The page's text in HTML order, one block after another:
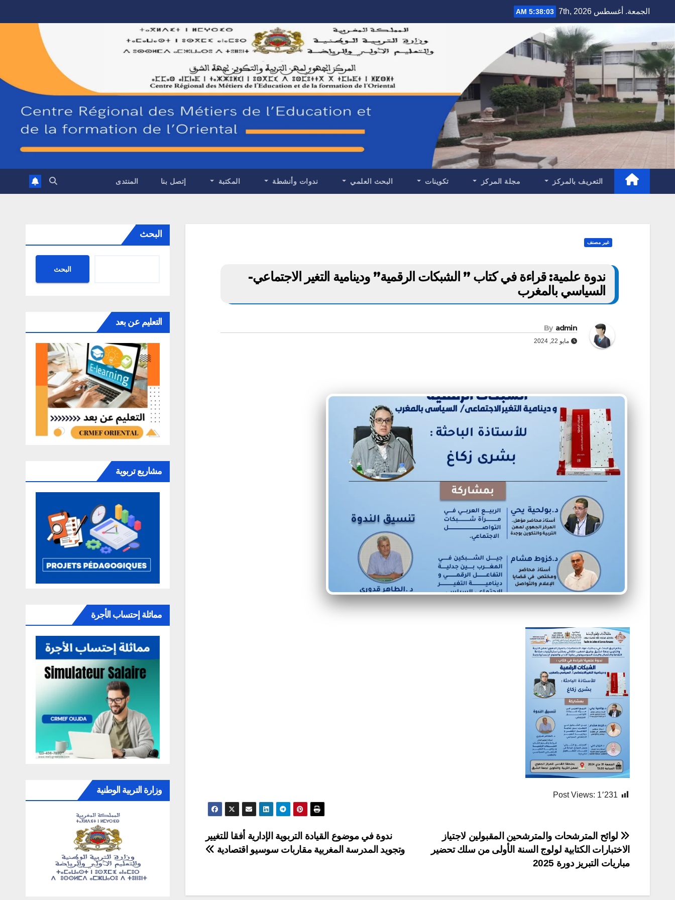
to
الجمعة. أغسطس 7th, 2026 5:38:05 AM
التعريف بالمركز مجلة المركز تكوينات البحث العلمي ندوات وأنشطة المكتبة إتصل بنا المنتدى
غير مصنف
ندوة علمية: قراءة في كتاب ” الشبكات الرقمية” ودينامية التغير الاجتماعي-
السياسي بالمغرب
By admin
مايو 22, 2024
Post Views: 1٬231
تصفّح
المقالات
ندوة في موضوع القيادة التربوية الإدارية أفقا للتغيير
وتجويد المدرسة المغربية مقاربات سوسيو اقتصادية
لوائح المترشحات والمترشحين المقبولين لاجتياز
الاختبارات الكتابية لولوج السنة الأولى من سلك تحضير
مباريات التبريز دورة 2025
البحث
البحث
التعليم عن بعد
مشاريع تربوية
مماثلة إحتساب الأجرة
وزارة التربية الوطنية